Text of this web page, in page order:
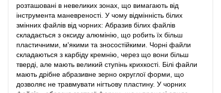
розташовані в невеликих зонах, що вимагають від
інструмента маневреності. У чому відмінність білих
змінних файлів від чорних: Абразив білих файлів
складається з оксиду алюмінію, що робить їх більш
пластичними, м'якими та зносостійкими. Чорні файли
складаються з карбіду кремнію, через що вони більш
тверді, але мають великий ступінь крихкості. Білі файли
мають дрібне абразивне зерно округлої форми, що
дозволяє не травмувати нігтьову пластину. У чорних